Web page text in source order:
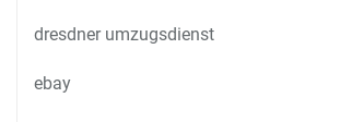
dresdner umzugsdienst
ebay